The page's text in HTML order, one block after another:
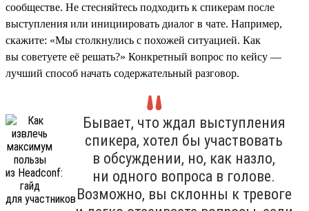
сообществе. Не стесняйтесь подходить к спикерам после
выступления или инициировать диалог в чате. Например,
скажите: «Мы столкнулись с похожей ситуацией. Как
вы советуете её решать?» Конкретный вопрос по кейсу —
лучший способ начать содержательный разговор.
Бывает, что ждал выступления
спикера, хотел бы участвовать
в обсуждении, но, как назло,
ни одного вопроса в голове.
Возможно, вы склонны к тревоге